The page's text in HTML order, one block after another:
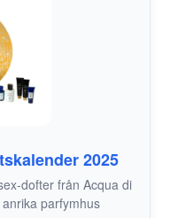
2025
dofter från Acqua di
parfymhus